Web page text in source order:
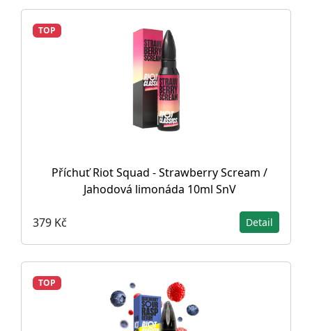
TOP
Příchuť Riot Squad - Strawberry Scream /
Jahodová limonáda 10ml SnV
379 Kč Detail
TOP